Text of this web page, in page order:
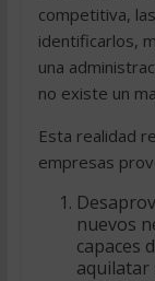
competitiva,
identificarlos,
una
no existe un
Esta realidad
empresas
nuevos
capaces
aquilatar